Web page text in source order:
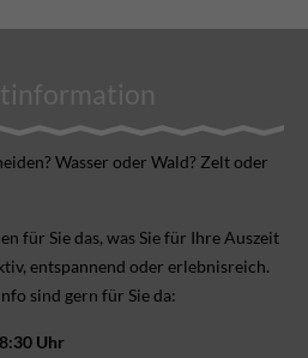
Wasser oder Wald? Zelt oder
für Sie das, was Sie für Ihre Aus­zeit
ent­spannend oder erlebnis­reich.
sind gern für Sie da:
Uhr